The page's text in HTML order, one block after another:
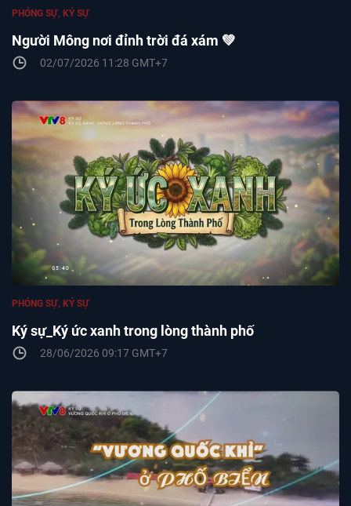
Người Mông nơi đỉnh trời đá xám 💚
PHÓNG SỰ, KÝ SỰ
02/07/2026 11:28 GMT+7
Ký sự_Ký ức xanh trong lòng thành phố
PHÓNG SỰ, KÝ SỰ
28/06/2026 09:17 GMT+7